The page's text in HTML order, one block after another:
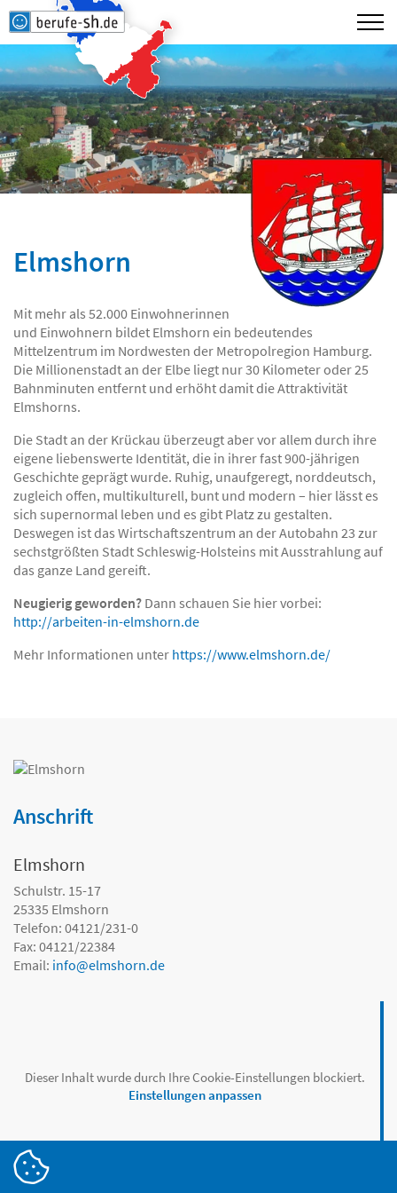
Elmshorn
Mit mehr als 52.000 Einwohnerinnen
und Einwohnern bildet Elmshorn ein bedeutendes
Mittelzentrum im Nordwesten der Metropolregion Hamburg.
Die Millionenstadt an der Elbe liegt nur 30 Kilometer oder 25
Bahnminuten entfernt und erhöht damit die Attraktivität
Elmshorns.
Die Stadt an der Krückau überzeugt aber vor allem durch ihre
eigene liebenswerte Identität, die in ihrer fast 900-jährigen
Geschichte geprägt wurde. Ruhig, unaufgeregt, norddeutsch,
zugleich offen, multikulturell, bunt und modern – hier lässt es
sich supernormal leben und es gibt Platz zu gestalten.
Deswegen ist das Wirtschaftszentrum an der Autobahn 23 zur
sechstgrößten Stadt Schleswig-Holsteins mit Ausstrahlung auf
das ganze Land gereift.
Neugierig geworden? Dann schauen Sie hier vorbei:
http://arbeiten-in-elmshorn.de
Mehr Informationen unter https://www.elmshorn.de/
Anschrift
Elmshorn
Schulstr. 15-17
25335 Elmshorn
Telefon: 04121/231-0
Fax: 04121/22384
Email: info@elmshorn.de
Dieser Inhalt wurde durch Ihre Cookie-Einstellungen blockiert.
Einstellungen anpassen